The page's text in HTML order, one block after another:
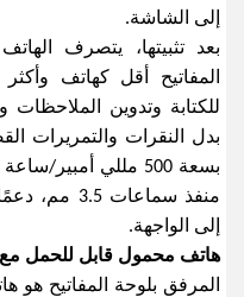
إلى الشاشة.
بعد تثبيتها، يتصرف
المفاتيح أقل كهاتف
للكتابة وتدوين الملاحظات
بدل النقرات والتمريرات
بسعة 500 مللي
منفذ
إلى الواجهة.
هاتف محمول قابل للحمل مع
المرفق بلوحة المفاتيح هو